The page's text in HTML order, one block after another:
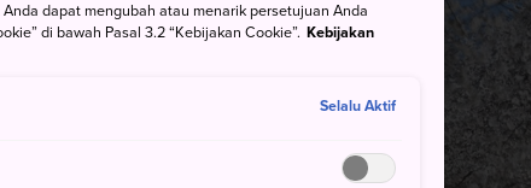
dapat mengubah atau menarik persetujuan Anda
di bawah Pasal 3.2 “Kebijakan Cookie”. Kebijakan
Selalu Aktif